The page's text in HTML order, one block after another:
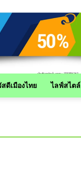
ดีเมืองไทย ไลฟ์สไตล์